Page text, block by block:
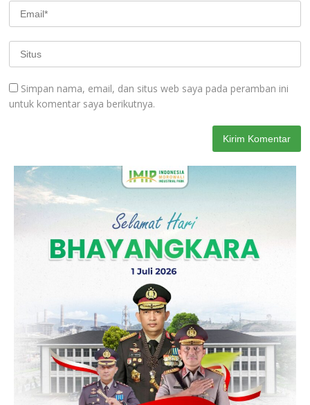
Simpan nama, email, dan situs web saya pada peramban ini
untuk komentar saya berikutnya.